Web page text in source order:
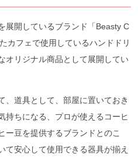
展開しているブランド「Beasty C
カフェで使用しているハンドドリ
オリジナル商品として展開してい
、道具として、部屋に置いておき
持ちになる、プロが使えるコーヒ
ー豆を提供するブランドとのこ
て安心して使用できる器具が揃え